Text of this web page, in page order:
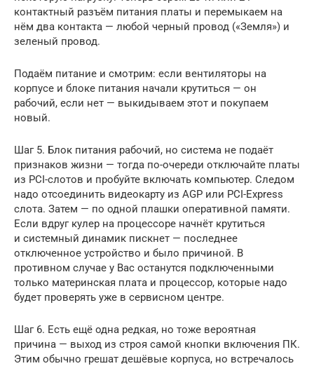
контактный разъём питания платы и перемыкаем на
нём два контакта — любой черный провод («Земля») и
зеленый провод.
Подаём питание и смотрим: если вентиляторы на
корпусе и блоке питания начали крутиться — он
рабочий, если нет — выкидываем этот и покупаем
новый.
Шаг 5. Блок питания рабочий, но система не подаёт
признаков жизни — тогда по-очереди отключайте платы
из PCI-слотов и пробуйте включать компьютер. Следом
надо отсоединить видеокарту из AGP или PCI-Express
слота. Затем — по одной плашки оперативной памяти.
Если вдруг кулер на процессоре начнёт крутиться
и системный динамик пискнет — последнее
отключенное устройство и было причиной. В
противном случае у Вас останутся подключенными
только материнская плата и процессор, которые надо
будет проверять уже в сервисном центре.
Шаг 6. Есть ещё одна редкая, но тоже вероятная
причина — выход из строя самой кнопки включения ПК.
Этим обычно грешат дешёвые корпуса, но встречалось